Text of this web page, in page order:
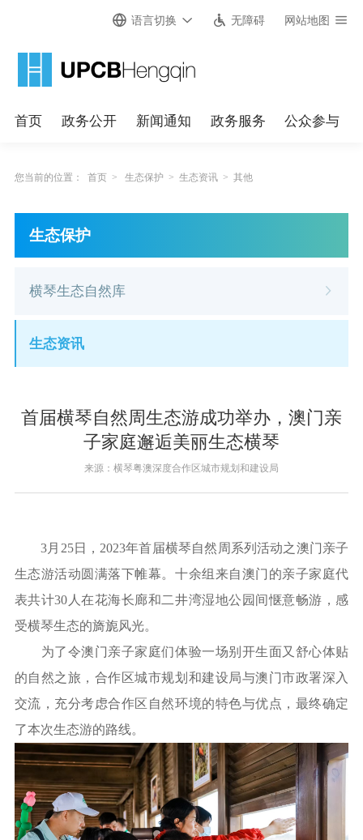
语言切换 无障碍 网站地图
首页 政务公开 新闻通知 政务服务 公众参与
您当前的位置： 首页 > 生态保护 > 生态资讯 > 其他
生态保护
横琴生态自然库
生态资讯
首届横琴自然周生态游成功举办，澳门亲
子家庭邂逅美丽生态横琴
来源：横琴粤澳深度合作区城市规划和建设局
3月25日，2023年首届横琴自然周系列活动之澳门亲子
生态游活动圆满落下帷幕。十余组来自澳门的亲子家庭代
表共计30人在花海长廊和二井湾湿地公园间惬意畅游，感
受横琴生态的旖旎风光。
为了令澳门亲子家庭们体验一场别开生面又舒心体贴
的自然之旅，合作区城市规划和建设局与澳门市政署深入
交流，充分考虑合作区自然环境的特色与优点，最终确定
了本次生态游的路线。